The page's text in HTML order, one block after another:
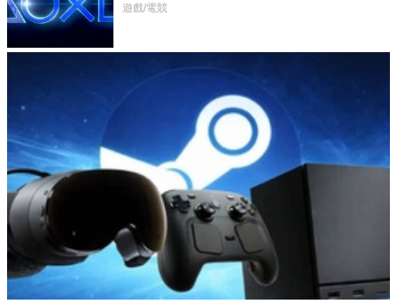
廳、進軍電競桌面
遊戲/電競